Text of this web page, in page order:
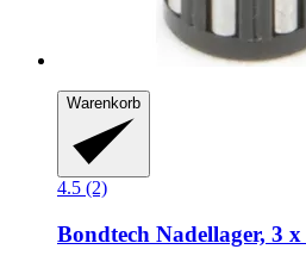
Warenkorb
4.5 (2)
Bondtech Nadellager, 3